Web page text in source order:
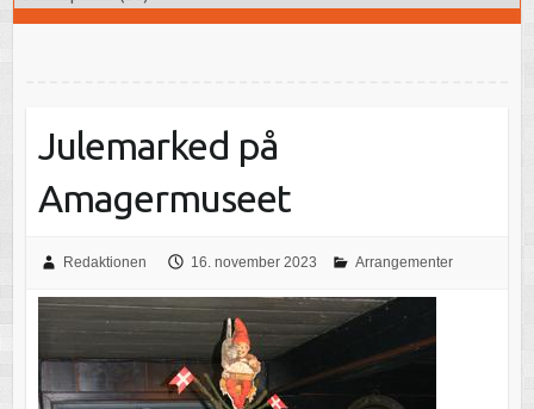
Julemarked på
Amagermuseet
Redaktionen 16. november 2023 Arrangementer